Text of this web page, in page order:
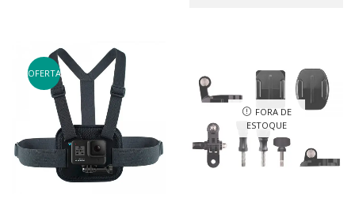
OFERTA
FORA DE
ESTOQUE